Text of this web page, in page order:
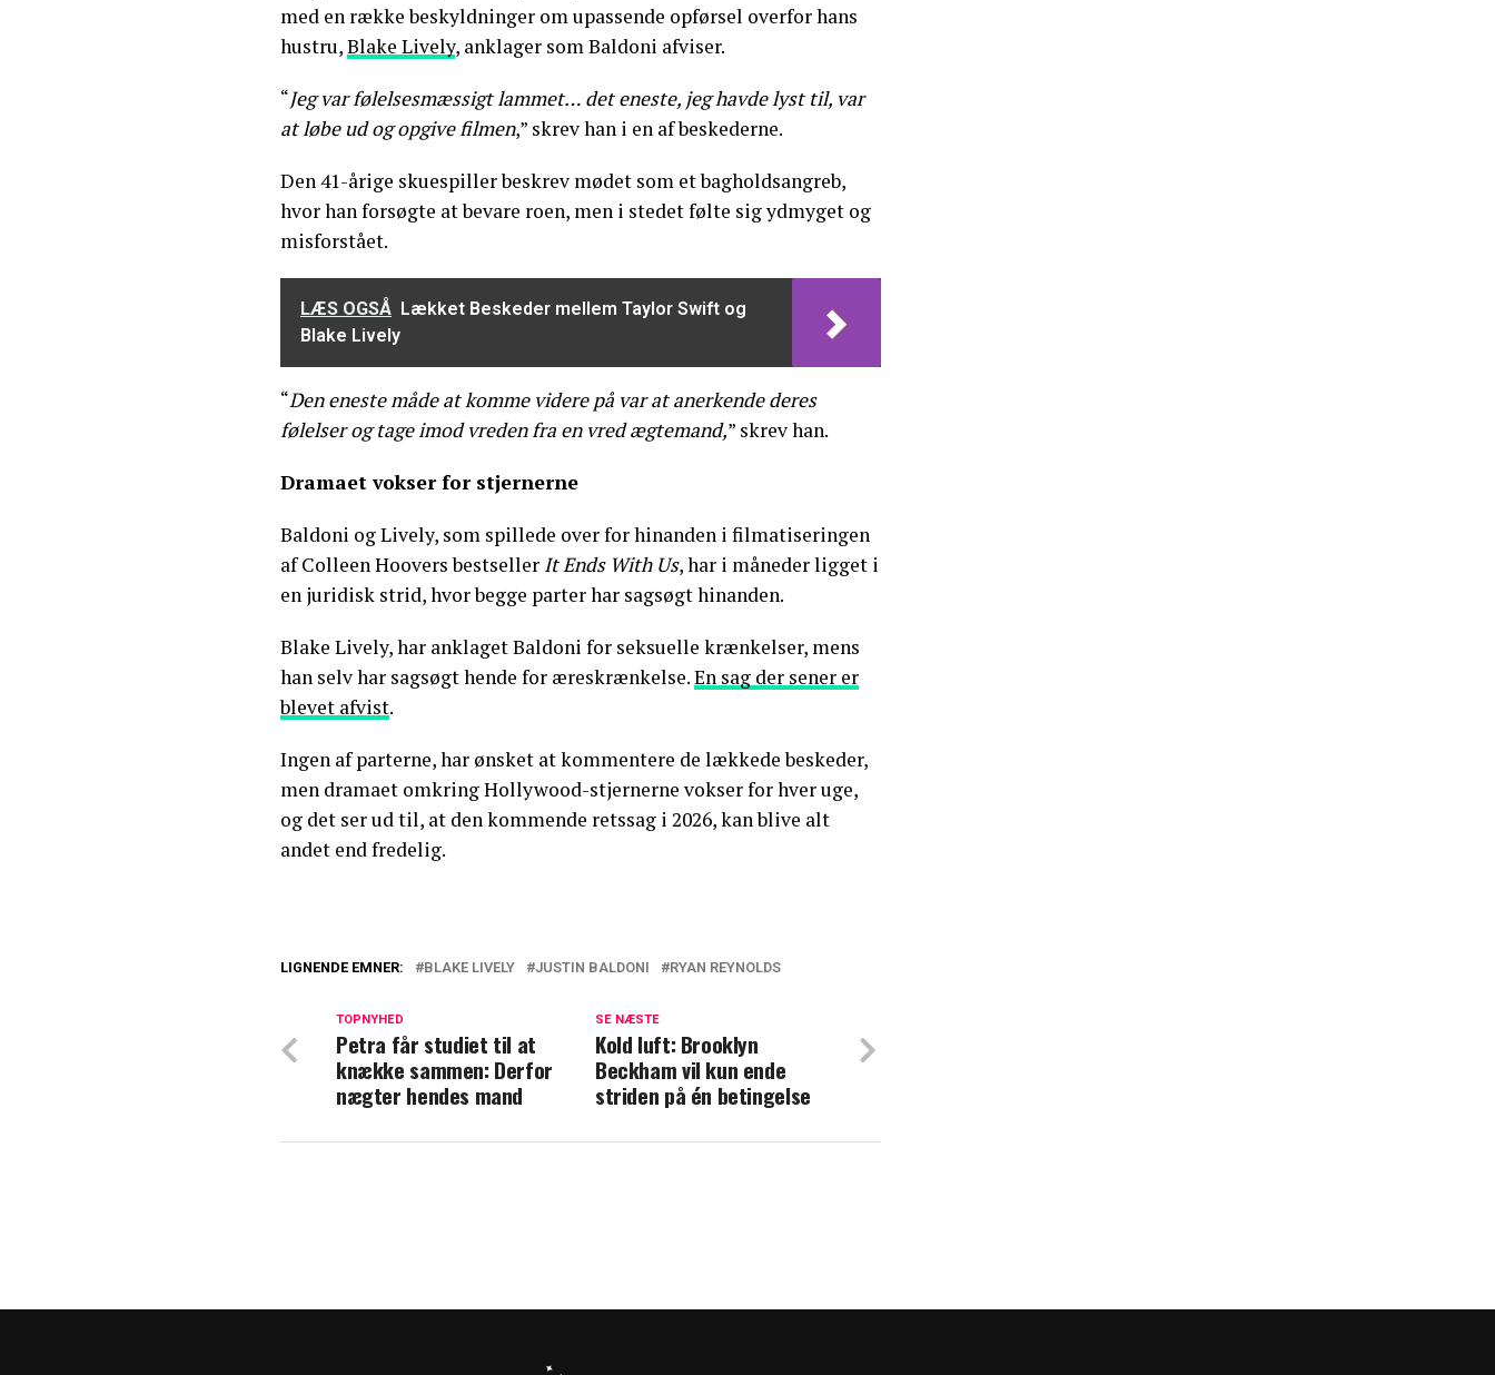
med en række beskyldninger om upassende opførsel overfor hans
hustru,Blake Lively, anklager som Baldoni afviser.
“Jeg var følelsesmæssigt lammet… det eneste, jeg havde lyst til, var
at løbe ud og opgive filmen,” skrev han i en af beskederne.
Den 41-årige skuespiller beskrev mødet som et bagholdsangreb,
hvor han forsøgte at bevare roen, men i stedet følte sig ydmyget og
misforstået.
LÆS OGSÅ Lækket Beskeder mellem Taylor Swift og
Blake Lively
“Den eneste måde at komme videre på var at anerkende deres
følelser og tage imod vreden fra en vred ægtemand,” skrev han.
Dramaet vokser for stjernerne
Baldoni og Lively, som spillede over for hinanden i filmatiseringen
af Colleen Hoovers bestseller It Ends With Us, har i måneder ligget i
en juridisk strid, hvor begge parter har sagsøgt hinanden.
Blake Lively, har anklaget Baldoni for seksuelle krænkelser, mens
han selv har sagsøgt hende for æreskrænkelse.En sag der sener er
blevet afvist.
Ingen af parterne, har ønsket at kommentere de lækkede beskeder,
men dramaet omkring Hollywood-stjernerne vokser for hver uge,
og det ser ud til, at den kommende retssag i 2026, kan blive alt
andet end fredelig.
Så meget tjener Mascha Vang hver måned
LIGNENDE EMNER: BLAKE LIVELY JUSTIN BALDONI RYAN REYNOLDS
SE NÆSTE
Kold luft: Brooklyn
Beckham vil kun ende
striden på én betingelse
TOPNYHED
Petra får studiet til at
knække sammen: Derfor
nægter hendes mand